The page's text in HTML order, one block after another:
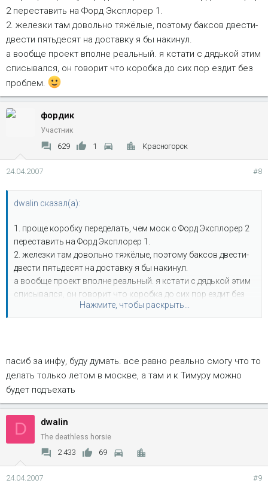
2 переставить на Форд Эксплорер 1.
2. железки там довольно тяжёлые, поэтому баксов двести-
двести пятьдесят на доставку я бы накинул.
а вообще проект вполне реальный. я кстати с дядькой этим
списывался, он говорит что коробка до сих пор ездит без
проблем.
фордик
Участник
629 1 Красногорск
24.04.2007 #8
dwalin сказал(а):
1. проще коробку переделать, чем моск с Форд Эксплорер 2
переставить на Форд Эксплорер 1.
2. железки там довольно тяжёлые, поэтому баксов двести-
двести пятьдесят на доставку я бы накинул.
а вообще проект вполне реальный. я кстати с дядькой этим
списывался, он говорит что коробка до сих пор ездит без
Нажмите, чтобы раскрыть...
пасиб за инфу, буду думать. все равно реально смогу что то
делать только летом в москве, а там и к Тимуру можно
будет подъехать
D dwalin
The deathless horsie
2 433 69
24.04.2007 #9